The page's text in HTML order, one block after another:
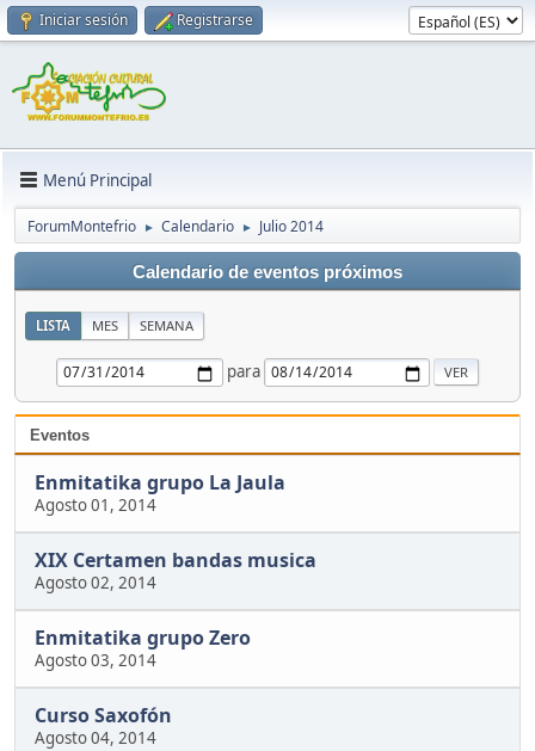
Iniciar sesión Registrarse
Menú Principal
ForumMontefrio ► Calendario ► Julio 2014
Calendario de eventos próximos
LISTA MES SEMANA
para
Eventos
Enmitatika grupo La Jaula
Agosto 01, 2014
XIX Certamen bandas musica
Agosto 02, 2014
Enmitatika grupo Zero
Agosto 03, 2014
Curso Saxofón
Agosto 04, 2014